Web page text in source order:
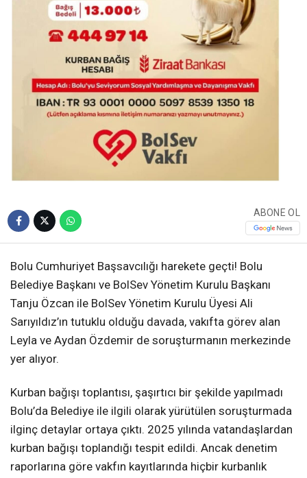
ABONE OL
Bolu Cumhuriyet Başsavcılığı harekete geçti! Bolu
Belediye Başkanı ve BolSev Yönetim Kurulu Başkanı
Tanju Özcan ile BolSev Yönetim Kurulu Üyesi Ali
Sarıyıldız’ın tutuklu olduğu davada, vakıfta görev alan
Leyla ve Aydan Özdemir de soruşturmanın merkezinde
yer alıyor.
Kurban bağışı toplantısı, şaşırtıcı bir şekilde yapılmadı
Bolu’da Belediye ile ilgili olarak yürütülen soruşturmada
ilginç detaylar ortaya çıktı. 2025 yılında vatandaşlardan
kurban bağışı toplandığı tespit edildi. Ancak denetim
raporlarına göre vakfın kayıtlarında hiçbir kurbanlık